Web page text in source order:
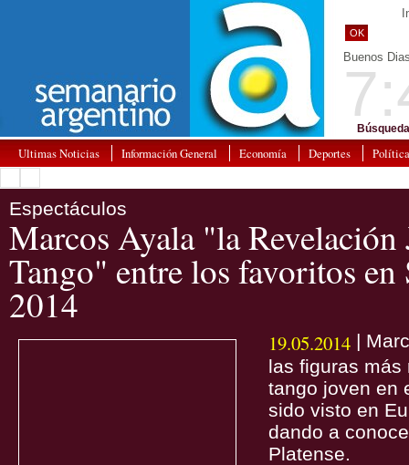
OK
Buenos
Ultimas Noticias Información General Economía Deportes Política
Espectáculos
Marcos Ayala "la
Tango" entre los favoritos en
2014
19.05.2014 |
las figuras más
tango joven en
sido visto en
dando a
Platense.